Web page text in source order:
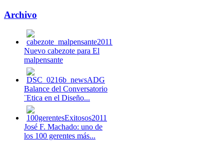
Archivo
Nuevo cabezote para El
malpensante
Balance del Conversatorio
¨Etica en el Diseño...
José F. Machado: uno de
los 100 gerentes más...